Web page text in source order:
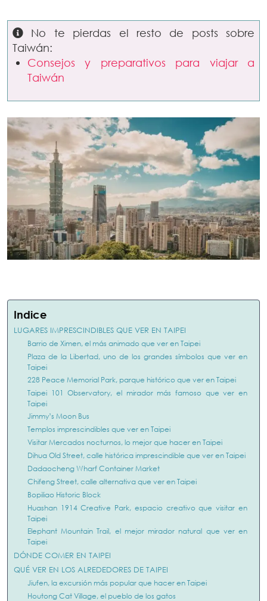
No te pierdas el resto de posts sobre
Taiwán:
Consejos y preparativos para viajar a
Taiwán
Indice
LUGARES IMPRESCINDIBLES QUE VER EN TAIPEI
Barrio de Ximen, el más animado que ver en Taipei
Plaza de la Libertad, uno de los grandes símbolos que ver en
Taipei
228 Peace Memorial Park, parque histórico que ver en Taipei
Taipei 101 Observatory, el mirador más famoso que ver en
Taipei
Jimmy’s Moon Bus
Templos imprescindibles que ver en Taipei
Visitar Mercados nocturnos, lo mejor que hacer en Taipei
Dihua Old Street, calle histórica imprescindible que ver en Taipei
Dadaocheng Wharf Container Market
Chifeng Street, calle alternativa que ver en Taipei
Bopiliao Historic Block
Huashan 1914 Creative Park, espacio creativo que visitar en
Taipei
Elephant Mountain Trail, el mejor mirador natural que ver en
Taipei
DÓNDE COMER EN TAIPEI
QUÉ VER EN LOS ALREDEDORES DE TAIPEI
Jiufen, la excursión más popular que hacer en Taipei
Houtong Cat Village, el pueblo de los gatos